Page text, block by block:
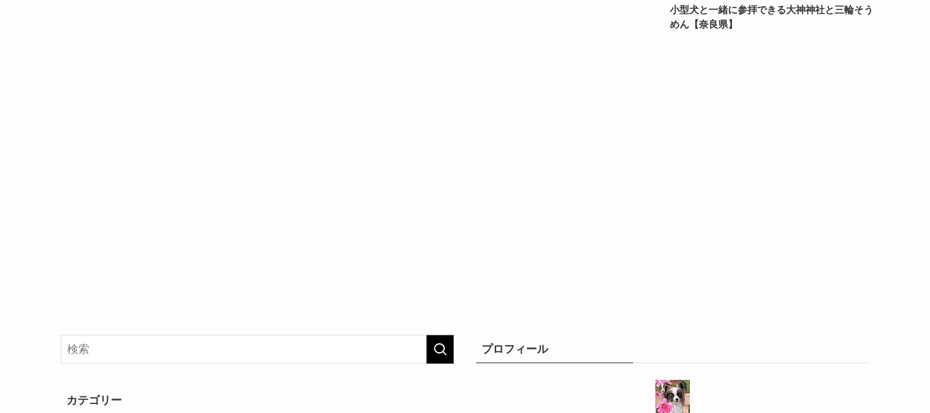
小型犬と一緒に参拝できる大神神社と三輪そう
めん【奈良県】
カテゴリー
プロフィール